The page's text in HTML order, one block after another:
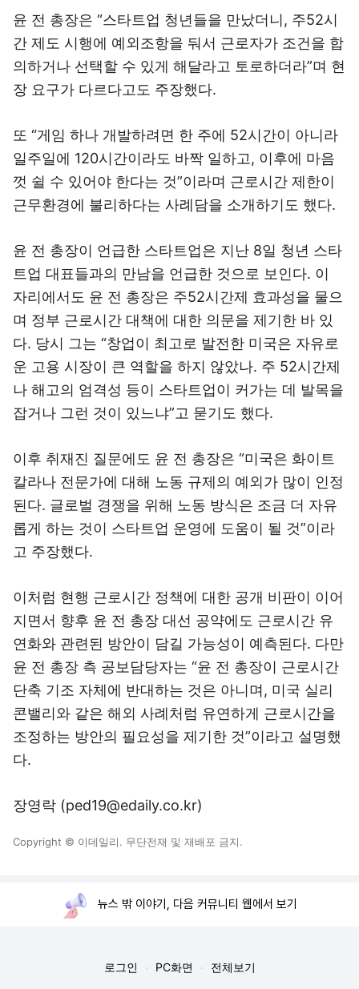
윤 전 총장은 “스타트업 청년들을 만났더니, 주52시
간 제도 시행에 예외조항을 둬서 근로자가 조건을 합
의하거나 선택할 수 있게 해달라고 토로하더라”며 현
장 요구가 다르다고도 주장했다.
또 “게임 하나 개발하려면 한 주에 52시간이 아니라
일주일에 120시간이라도 바짝 일하고, 이후에 마음
껏 쉴 수 있어야 한다는 것”이라며 근로시간 제한이
근무환경에 불리하다는 사례담을 소개하기도 했다.
윤 전 총장이 언급한 스타트업은 지난 8일 청년 스타
트업 대표들과의 만남을 언급한 것으로 보인다. 이
자리에서도 윤 전 총장은 주52시간제 효과성을 물으
며 정부 근로시간 대책에 대한 의문을 제기한 바 있
다. 당시 그는 “창업이 최고로 발전한 미국은 자유로
운 고용 시장이 큰 역할을 하지 않았나. 주 52시간제
나 해고의 엄격성 등이 스타트업이 커가는 데 발목을
잡거나 그런 것이 있느냐”고 묻기도 했다.
이후 취재진 질문에도 윤 전 총장은 “미국은 화이트
칼라나 전문가에 대해 노동 규제의 예외가 많이 인정
된다. 글로벌 경쟁을 위해 노동 방식은 조금 더 자유
롭게 하는 것이 스타트업 운영에 도움이 될 것”이라
고 주장했다.
이처럼 현행 근로시간 정책에 대한 공개 비판이 이어
지면서 향후 윤 전 총장 대선 공약에도 근로시간 유
연화와 관련된 방안이 담길 가능성이 예측된다. 다만
윤 전 총장 측 공보담당자는 “윤 전 총장이 근로시간
단축 기조 자체에 반대하는 것은 아니며, 미국 실리
콘밸리와 같은 해외 사례처럼 유연하게 근로시간을
조정하는 방안의 필요성을 제기한 것”이라고 설명했
다.
장영락 (ped19@edaily.co.kr)
Copyright © 이데일리. 무단전재 및 재배포 금지.
뉴스 밖 이야기, 다음 커뮤니티 웹에서 보기
로그인 PC화면 전체보기